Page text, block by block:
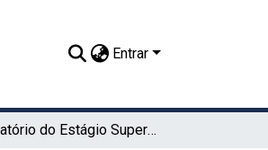
Entrar
Relatório do Estágio Supervisionado Obrigatório (ESO), realizado na RedeVet Clínica Veterinária LTDA, no município de Caruaru - PE, Brasil. Abscesso hepático em cão causado por Klebsiella sp.: relato de caso